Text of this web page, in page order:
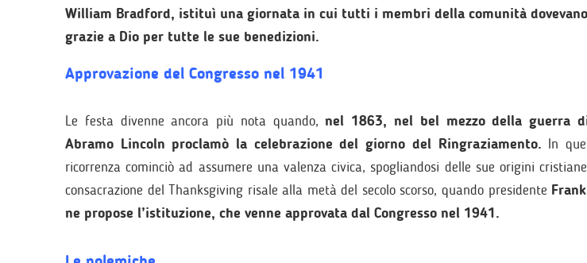
William Bradford, istituì una giornata in cui tutti i membri della comunità
grazie a Dio per tutte le sue benedizioni.
Approvazione del Congresso nel 1941
Le festa divenne ancora più nota quando,nel 1863, nel bel mezzo della guerra
Abramo Lincoln proclamò la celebrazione del giorno del Ringraziamento. In
ricorrenza cominciò ad assumere una valenza civica, spogliandosi delle sue origini
consacrazione del Thanksgiving risale alla metà del secolo scorso, quando presidente
ne propose l’istituzione, che venne approvata dal Congresso nel 1941.